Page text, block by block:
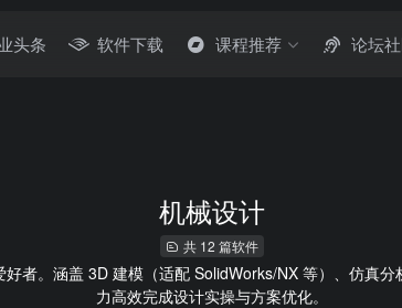
头条 软件下载 课程推荐 论坛
机械设计
共 12 篇软件
者。涵盖 3D 建模（适配 SolidWorks/NX 等）、仿真
力高效完成设计实操与方案优化。